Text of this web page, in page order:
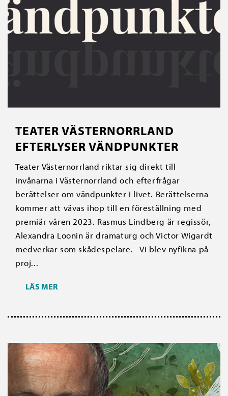
TEATER VÄSTERNORRLAND
EFTERLYSER VÄNDPUNKTER
Teater Västernorrland riktar sig direkt till
invånarna i Västernorrland och efterfrågar
berättelser om vändpunkter i livet. Berättelserna
kommer att vävas ihop till en föreställning med
premiär våren 2023. Rasmus Lindberg är regissör,
Alexandra Loonin är dramaturg och Victor Wigardt
medverkar som skådespelare. Vi blev nyfikna på
proj...
LÄS MER